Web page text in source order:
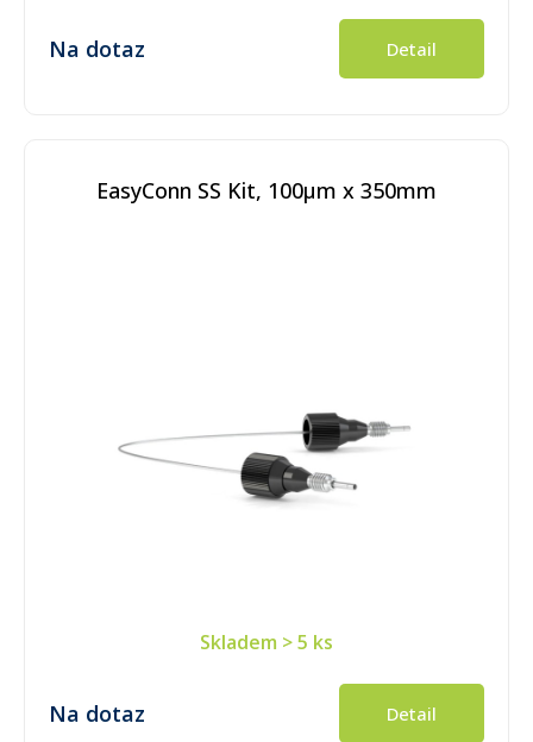
Na dotaz Detail
EasyConn SS Kit, 100µm x 350mm
Skladem > 5 ks
Na dotaz Detail